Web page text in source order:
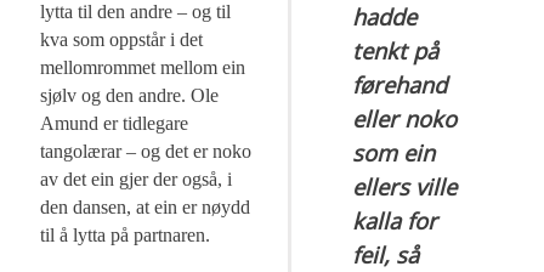
hadde
tenkt på
førehand
eller noko
som ein
ellers ville
kalla for
feil, så
lytta til den andre – og til
kva som oppstår i det
mellomrommet mellom ein
sjølv og den andre. Ole
Amund er tidlegare
tangolærar – og det er noko
av det ein gjer der også, i
den dansen, at ein er nøydd
til å lytta på partnaren.